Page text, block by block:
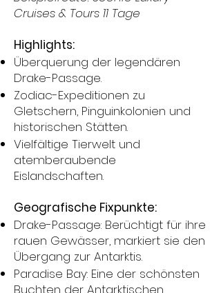
Cruises & Tours 11 Tage
Highlights:
Überquerung der legendären
Drake-Passage.
Zodiac-Expeditionen zu
Gletschern, Pinguinkolonien und
historischen Stätten.
Vielfältige Tierwelt und
atemberaubende
Eislandschaften.
Geografische Fixpunkte:
Drake-Passage: Berüchtigt für ihre
rauen Gewässer, markiert sie den
Übergang zur Antarktis.
Paradise Bay: Eine der schönsten
Buchten der Antarktischen